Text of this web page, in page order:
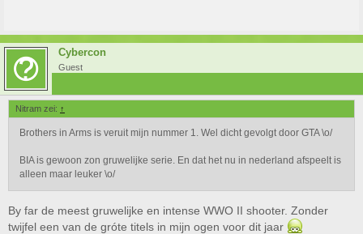
Cybercon
Guest
Nitram zei: ↑
Brothers in Arms is veruit mijn nummer 1. Wel dicht gevolgt door GTA \o/
BIA is gewoon zon gruwelijke serie. En dat het nu in nederland afspeelt is
alleen maar leuker \o/
By far de meest gruwelijke en intense WWO II shooter. Zonder
twijfel een van de gróte titels in mijn ogen voor dit jaar